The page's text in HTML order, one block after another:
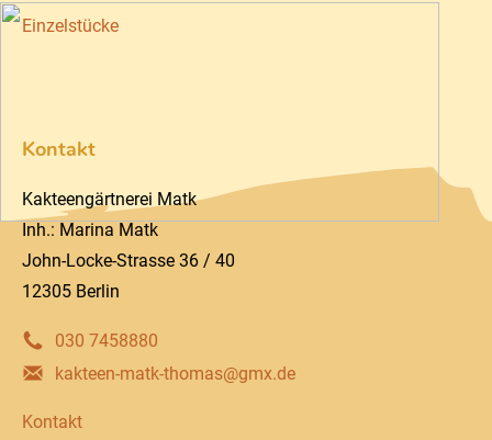
Einzelstücke
Kontakt
Kakteengärtnerei Matk
Inh.: Marina Matk
John-Locke-Strasse 36 / 40
12305 Berlin
030 7458880
kakteen-matk-thomas@gmx.de
Kontakt